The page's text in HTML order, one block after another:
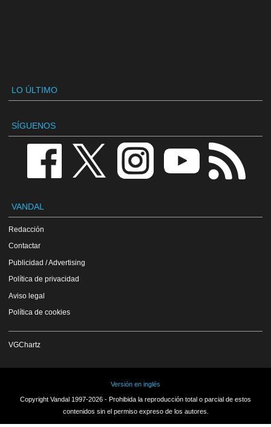
LO ÚLTIMO
SÍGUENOS
VANDAL
Redacción
Contactar
Publicidad / Advertising
Política de privacidad
Aviso legal
Política de cookies
VGChartz
Versión en inglés
Copyright Vandal 1997-2026 - Prohibida la reproducción total o parcial de estos
contenidos sin el permiso expreso de los autores.